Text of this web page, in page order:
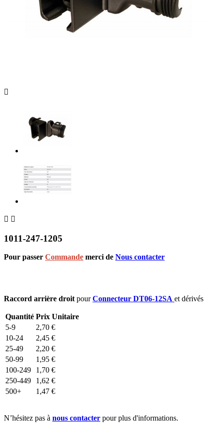

 
1011-247-1205
Pour passer Commande merci de Nous contacter
Raccord arrière droitpourConnecteur DT06-12SA et dérivés
Quantité Prix Unitaire
5-9
2,70 €
10-24
2,45 €
25-49
2,20 €
50-99
1,95 €
100-249
1,70 €
250-449
1,62 €
500+
1,47 €
N’hésitez pas à nous contacter pour plus d'informations.